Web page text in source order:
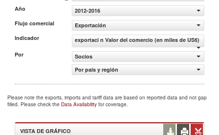
Año
2012-2016
Flujo comercial
Exportación
Indicador
exportaci n Valor del comercio (en miles de US$)
Por
Socios
Por país y región
Please note the exports, imports and tariff data are based on reported data and not gap
filled. Please check the Data Availability for coverage.
VISTA DE GRÁFICO